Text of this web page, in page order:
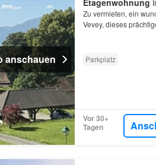
anschauen
Zu vermieten, ein
Vevey, dieses
Parkplatz
Vor 30+
Tagen